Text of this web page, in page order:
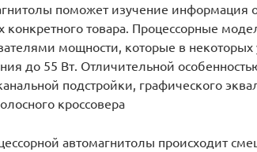
поможет изучение информация
конкретного товара. Процессорные
мощности, которые в некоторых
до 55 Вт. Отличительной
подстройки, графического
кроссовера
автомагнитолы происходит